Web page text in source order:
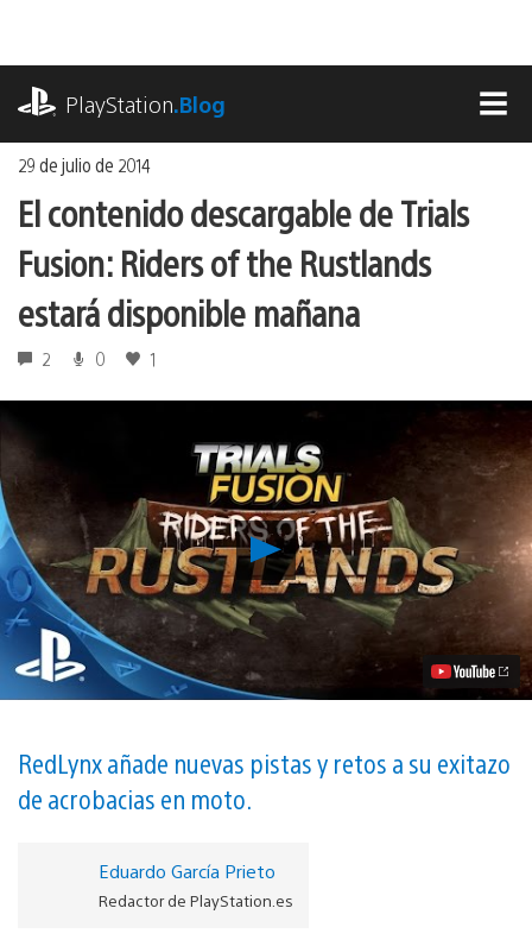
contenido
PlayStation.Blog
29 de julio de 2014
El contenido descargable de Trials
Fusion: Riders of the Rustlands
estará disponible mañana
2 0 1
Reproducir
El
contenido
descargable
Fusion:
Riders
Rustlands
estará
RedLynx añade nuevas pistas y retos a su exitazo
de acrobacias en moto.
Eduardo García Prieto
Redactor de PlayStation.es